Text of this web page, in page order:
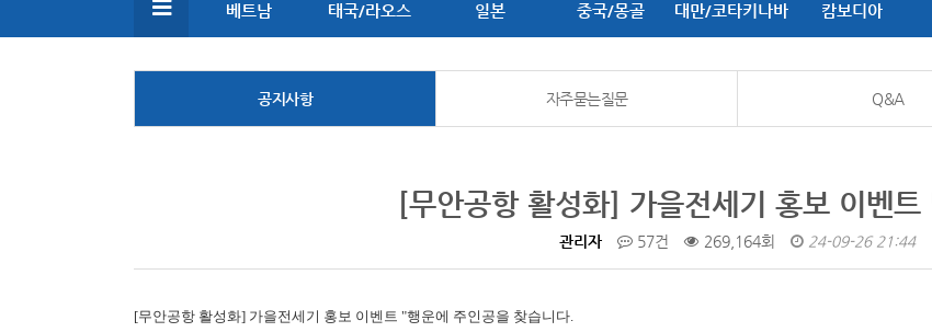
베트남 태국/라오스 일본 중국/몽골 대만/코타키나바
루
캄보디아
공지사항 자주묻는질문 Q&A
[무안공항 활성화] 가을전세기 홍보 이벤트
관리자 57건 269,164회 24-09-26 21:44
[무안공항 활성화] 가을전세기 홍보 이벤트 "행운에 주인공을 찾습니다.